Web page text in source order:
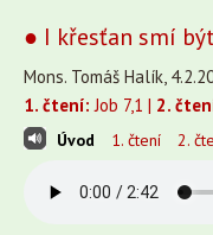
● I křesťan smí
Mons. Tomáš Halík,
1. čtení: Job 7,1 | 2.
Úvod 1. čtení 2.